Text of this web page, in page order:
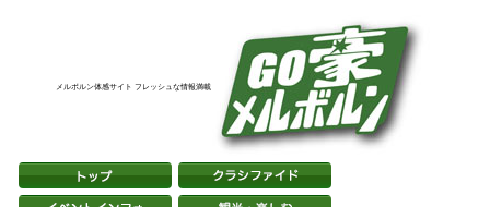
メルボルン体感サイト フレッシュな情報満載